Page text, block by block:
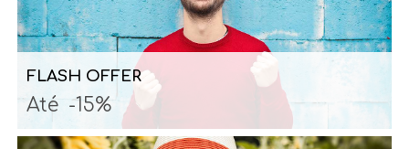
FLASH OFFER
Até -15%